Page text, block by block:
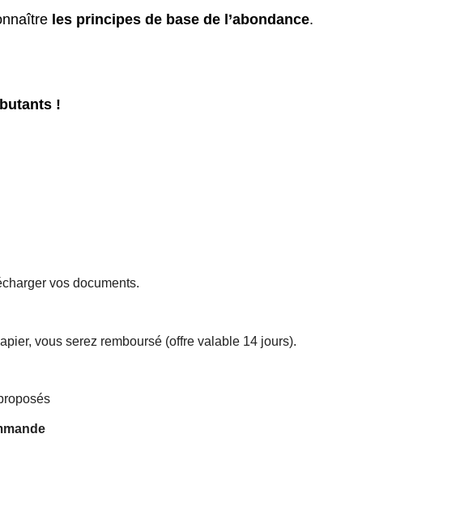
les principes de base de l’abondance.
!
vos documents.
vous serez remboursé (offre valable 14 jours).